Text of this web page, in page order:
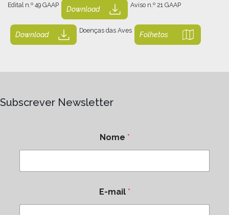
Edital n.º 49 GAAP Download Aviso n.º 21 GAAP
Download Doenças das Aves Folhetos
Subscrever Newsletter
Nome *
E-mail *